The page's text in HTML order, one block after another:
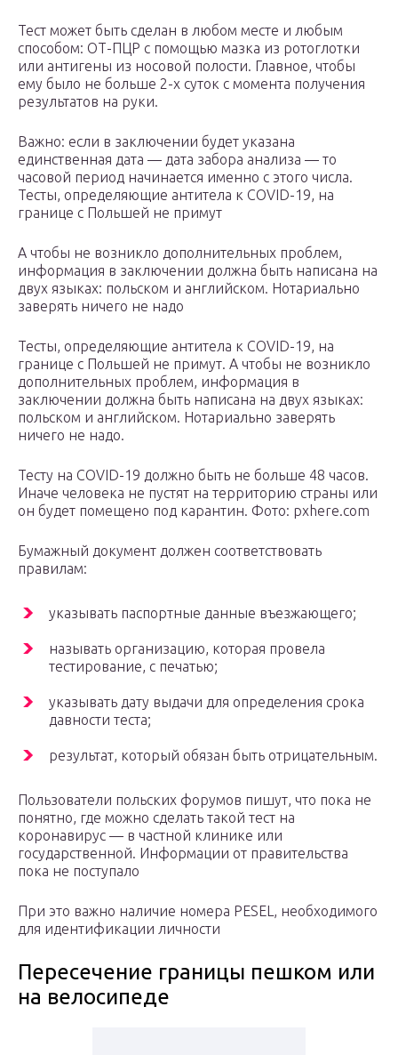
Тест может быть сделан в любом месте и любым
способом: ОТ-ПЦР с помощью мазка из ротоглотки
или антигены из носовой полости. Главное, чтобы
ему было не больше 2-х суток с момента получения
результатов на руки.
Важно: если в заключении будет указана
единственная дата — дата забора анализа — то
часовой период начинается именно с этого числа.
Тесты, определяющие антитела к COVID-19, на
границе с Польшей не примут
А чтобы не возникло дополнительных проблем,
информация в заключении должна быть написана на
двух языках: польском и английском. Нотариально
заверять ничего не надо
Тесты, определяющие антитела к COVID-19, на
границе с Польшей не примут. А чтобы не возникло
дополнительных проблем, информация в
заключении должна быть написана на двух языках:
польском и английском. Нотариально заверять
ничего не надо.
Тесту на COVID-19 должно быть не больше 48 часов.
Иначе человека не пустят на территорию страны или
он будет помещено под карантин. Фото: pxhere.com
Бумажный документ должен соответствовать
правилам:
указывать паспортные данные въезжающего;
называть организацию, которая провела
тестирование, с печатью;
указывать дату выдачи для определения срока
давности теста;
результат, который обязан быть отрицательным.
Пользователи польских форумов пишут, что пока не
понятно, где можно сделать такой тест на
коронавирус — в частной клинике или
государственной. Информации от правительства
пока не поступало
При это важно наличие номера PESEL, необходимого
для идентификации личности
Пересечение границы пешком или
на велосипеде